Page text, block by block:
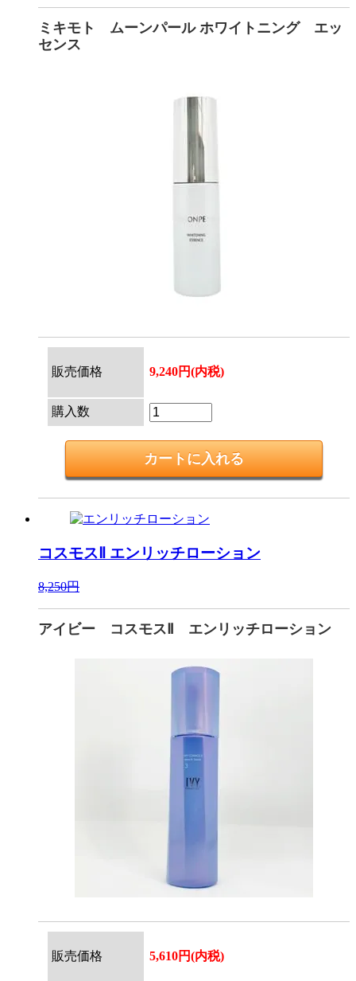
ミキモト ムーンパール ホワイトニング エッ
センス
販売価格 9,240円(内税)
購入数
コスモスⅡ エンリッチローション
8,250円
アイビー コスモスⅡ エンリッチローション
販売価格 5,610円(内税)